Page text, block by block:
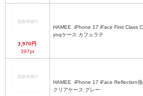
3,970円
397pt
HAMEE
ynqケース カフェラテ
HAMEE
クリアケース グレー